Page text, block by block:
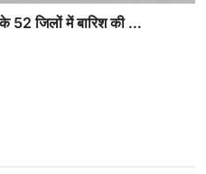
जिलों में बारिश की ...